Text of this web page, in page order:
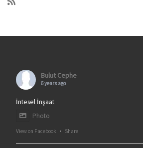
Bulut Cephe
6 years ago
İntesel İnşaat
Photo
View on Facebook · Share